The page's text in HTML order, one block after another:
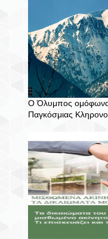
Ο Όλυμπος
Παγκόσμιας